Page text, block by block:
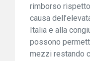
rimborso
causa
Italia e alla
possono
mezzi restando